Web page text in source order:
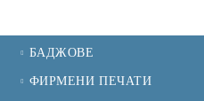
БАДЖОВЕ
ФИРМЕНИ ПЕЧАТИ